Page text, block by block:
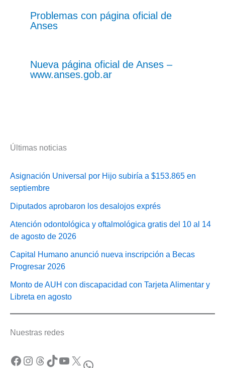
Problemas con página oficial de
Anses
Nueva página oficial de Anses –
www.anses.gob.ar
Últimas noticias
Asignación Universal por Hijo subiría a $153.865 en
septiembre
Diputados aprobaron los desalojos exprés
Atención odontológica y oftalmológica gratis del 10 al 14
de agosto de 2026
Capital Humano anunció nueva inscripción a Becas
Progresar 2026
Monto de AUH con discapacidad con Tarjeta Alimentar y
Libreta en agosto
Nuestras redes
Facebook Instagram Threads TikTok YouTube X WhatsApp